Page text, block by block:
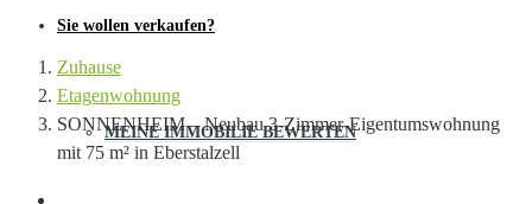
Sie wollen verkaufen?
MEINE IMMOBILIE BEWERTEN
Zuhause
Etagenwohnung
SONNENHEIM – Neubau 3-Zimmer-Eigentumswohnung
mit 75 m² in Eberstalzell